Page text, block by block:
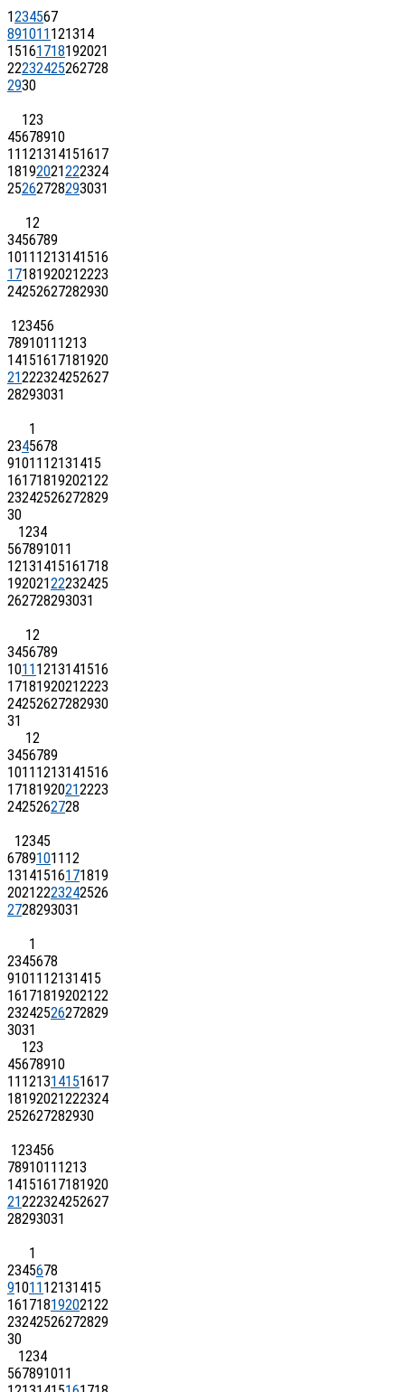
1234567
891011 121314
15161718192021
22232425262728
2930
123
45678910
11 121314151617
18192021222324
25262728293031
12
3456789
1011 1213141516
17181920212223
24252627282930
123456
7891011 1213
14151617181920
21222324252627
28293031
1
2345678
91011 12131415
16171819202122
23242526272829
30
1234
567891011
12131415161718
19202122232425
262728293031
12
3456789
1011 1213141516
17181920212223
24252627282930
31
12
3456789
1011 1213141516
17181920212223
2425262728
12345
67891011 12
13141516171819
20212223242526
2728293031
1
2345678
91011 12131415
16171819202122
23242526272829
3031
123
45678910
11 121314151617
18192021222324
252627282930
123456
7891011 1213
14151617181920
21222324252627
28293031
1
2345678
91011 12131415
16171819202122
23242526272829
30
1234
567891011